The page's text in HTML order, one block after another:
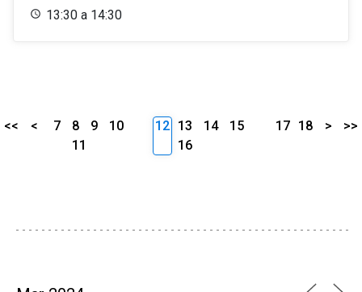
13:30 a 14:30
<< < 7 8 9
10
11
12 13 14
15
16
17 18 > >>